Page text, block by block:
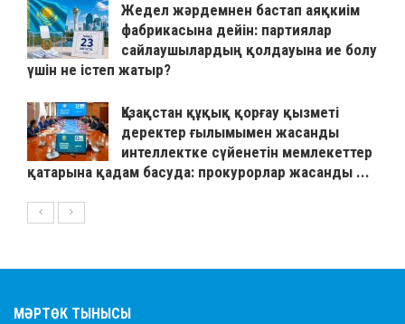
Жедел жәрдемнен бастап аяқкиім
фабрикасына дейін: партиялар
сайлаушылардың қолдауына ие болу
үшін не істеп жатыр?
Қазақстан құқық қорғау қызметі
деректер ғылымымен жасанды
интеллектке сүйенетін мемлекеттер
қатарына қадам басуда: прокурорлар жасанды ...
МӘРТӨК ТЫНЫСЫ